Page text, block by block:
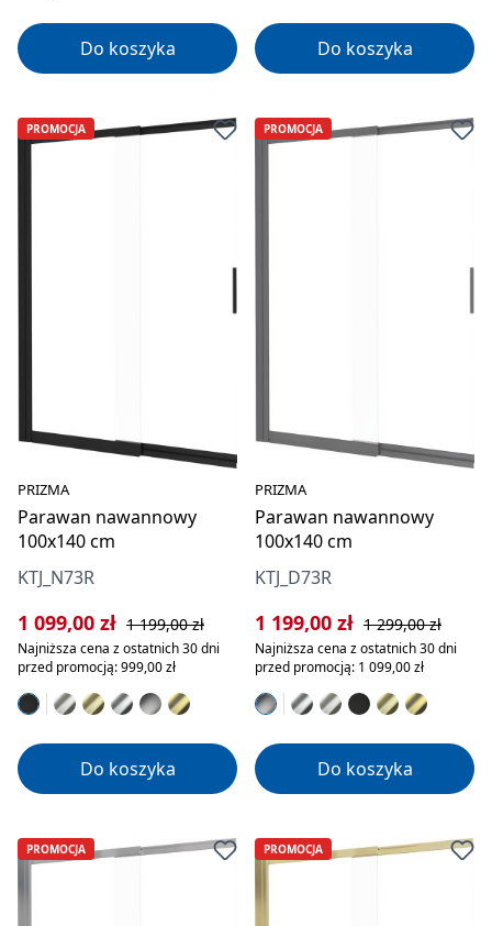
Do koszyka Do koszyka
PROMOCJA
PRIZMA
Parawan nawannowy
100x140 cm
KTJ_N73R
Cena sprzedaży:
1 099,00 zł Cena regularna:
1 199,00 zł
Najniższa cena z ostatnich 30 dni
przed promocją: 999,00 zł
Do koszyka
PROMOCJA
PRIZMA
Parawan nawannowy
100x140 cm
KTJ_D73R
Cena sprzedaży:
1 199,00 zł Cena regularna:
1 299,00 zł
Najniższa cena z ostatnich 30 dni
przed promocją: 1 099,00 zł
Do koszyka
PROMOCJA PROMOCJA